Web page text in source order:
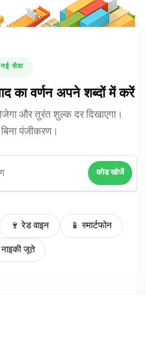
नई सेवा
का वर्णन अपने शब्दों में करें
और तुरंत शुल्क दर दिखाएगा।
पंजीकरण।
कोड खोजें
🍷 रेड वाइन 📱 स्मार्टफोन
जूते